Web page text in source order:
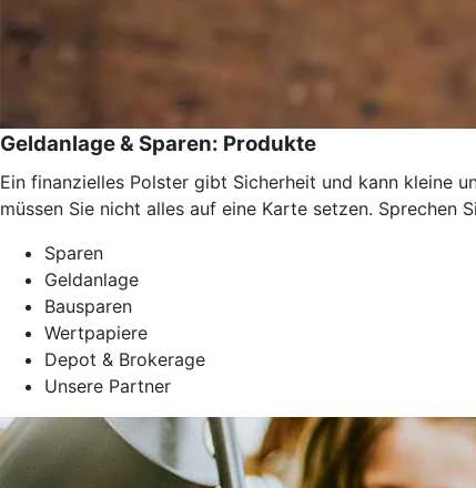
Geldanlage & Sparen: Produkte
Ein finanzielles Polster gibt Sicherheit und kann kleine
müssen Sie nicht alles auf eine Karte setzen. Sprechen
Sparen
Geldanlage
Bausparen
Wertpapiere
Depot & Brokerage
Unsere Partner